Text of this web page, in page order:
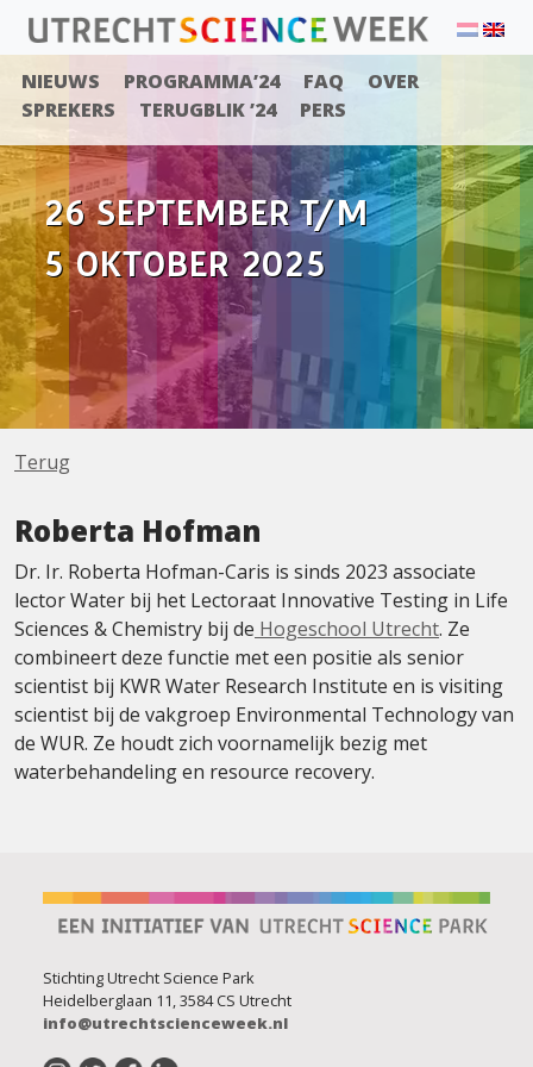
NIEUWS PROGRAMMA’24 FAQ
OVER
SPREKERS
TERUGBLIK ’24 PERS
26 SEPTEMBER T/M
5 OKTOBER 2025
Terug
Roberta Hofman
Dr. Ir. Roberta Hofman-Caris is sinds 2023 associate
lector Water bij het Lectoraat Innovative Testing in Life
Sciences & Chemistry bij de Hogeschool Utrecht. Ze
combineert deze functie met een positie als senior
scientist bij KWR Water Research Institute en is visiting
scientist bij de vakgroep Environmental Technology van
de WUR. Ze houdt zich voornamelijk bezig met
waterbehandeling en resource recovery.
Stichting Utrecht Science Park
Heidelberglaan 11, 3584 CS Utrecht
info@utrechtscienceweek.nl